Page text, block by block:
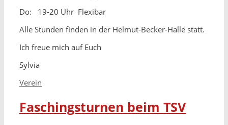
Do: 19-20 Uhr Flexibar
Alle Stunden finden in der Helmut-Becker-Halle statt.
Ich freue mich auf Euch
Sylvia
Kategorien
Verein
Faschingsturnen beim TSV